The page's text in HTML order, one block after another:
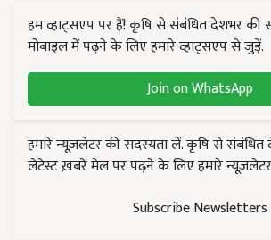
हम व्हाट्सएप पर हैं! कृषि से संबंधित देशभर की
मोबाइल में पढ़ने के लिए हमारे व्हाट्सएप से जुड़ें.
Join on WhatsApp
हमारे न्यूज़लेटर की सदस्यता लें. कृषि से
लेटेस्ट ख़बरें मेल पर पढ़ने के लिए हमारे
Subscribe Newsletters